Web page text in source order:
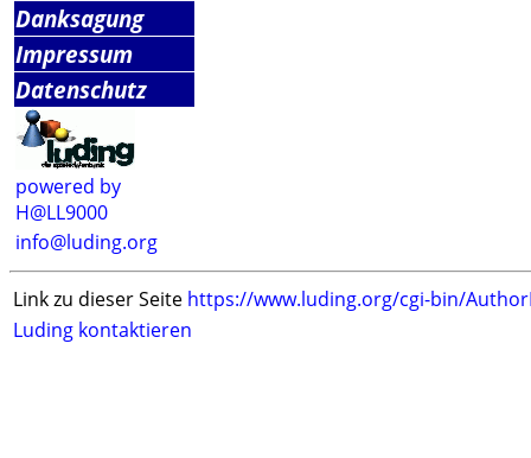
Danksagung
Impressum
Datenschutz
powered by
H@LL9000
info@luding.org
Link zu dieser Seite https://www.luding.org/cgi-bin/
Luding kontaktieren